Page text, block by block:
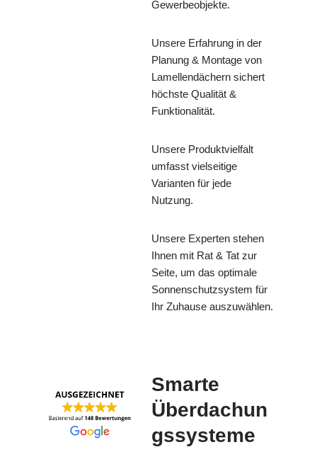
Gewerbeobjekte.
Unsere Erfahrung in der
Planung & Montage von
Lamellendächern sichert
höchste Qualität &
Funktionalität.
Unsere Produktvielfalt
umfasst vielseitige
Varianten für jede
Nutzung.
Unsere Experten stehen
Ihnen mit Rat & Tat zur
Seite, um das optimale
Sonnenschutzsystem für
Ihr Zuhause auszuwählen.
Smarte
Überdachun
gssysteme